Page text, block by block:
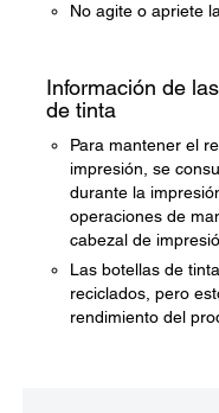
No agite o apriete
Información de
de tinta
Para mantener el
impresión, se
durante la
operaciones de
cabezal de
Las botellas de
reciclados, pero
rendimiento del